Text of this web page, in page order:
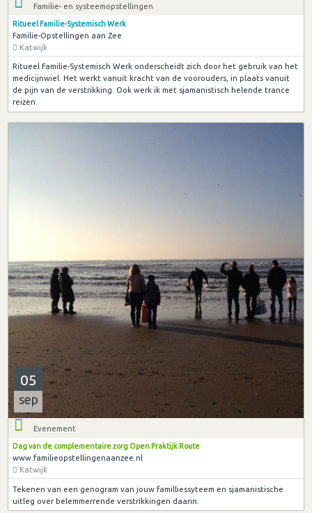
Familie- en systeemopstellingen
Ritueel Familie-Systemisch Werk
Familie-Opstellingen aan Zee
Katwijk
Ritueel Familie-Systemisch Werk onderscheidt zich door het gebruik van het
medicijnwiel. Het werkt vanuit kracht van de voorouders, in plaats vanuit
de pijn van de verstrikking. Ook werk ik met sjamanistisch helende trance
reizen.
05
sep
Evenement
Dag van de complementaire zorg Open Praktijk Route
www.familieopstellingenaanzee.nl
Katwijk
Tekenen van een genogram van jouw familliessyteem en sjamanistische
uitleg over belemmerrende verstrikkingen daarin.